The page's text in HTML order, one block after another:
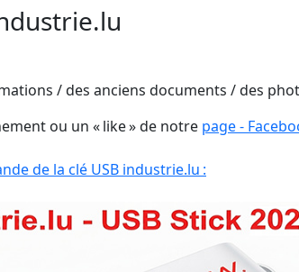
/ des anciens documents / des
ou un « like » de notre page -
de la clé USB industrie.lu :